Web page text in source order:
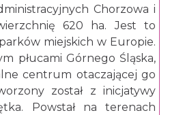
Chorzowa i
620 ha. Jest to
miejskich w Europie.
płucami Górnego Śląska,
centrum otaczającej go
został z inicjatywy
Powstał na terenach